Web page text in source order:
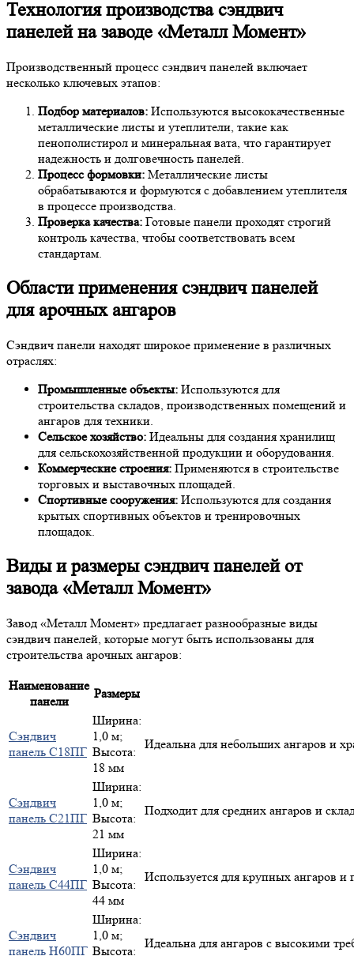
Технология производства сэндвич
панелей на заводе «Металл Момент»
Производственный процесс сэндвич панелей включает
несколько ключевых этапов:
Подбор материалов: Используются высококачественные
металлические листы и утеплители, такие как
пенополистирол и минеральная вата, что гарантирует
надежность и долговечность панелей.
Процесс формовки: Металлические листы
обрабатываются и формуются с добавлением утеплителя
в процессе производства.
Проверка качества: Готовые панели проходят строгий
контроль качества, чтобы соответствовать всем
стандартам.
Области применения сэндвич панелей
для арочных ангаров
Сэндвич панели находят широкое применение в различных
отраслях:
Промышленные объекты: Используются для
строительства складов, производственных помещений и
ангаров для техники.
Сельское хозяйство: Идеальны для создания хранилищ
для сельскохозяйственной продукции и оборудования.
Коммерческие строения: Применяются в строительстве
торговых и выставочных площадей.
Спортивные сооружения: Используются для создания
крытых спортивных объектов и тренировочных
площадок.
Виды и размеры сэндвич панелей от
завода «Металл Момент»
Завод «Металл Момент» предлагает разнообразные виды
сэндвич панелей, которые могут быть использованы для
строительства арочных ангаров:
Наименование
панели
Размеры
Сэндвич
панель С18ПГ
Ширина:
1,0 м;
Высота:
18 мм
Идеальна для небольших ангаров и
Сэндвич
панель С21ПГ
Ширина:
1,0 м;
Высота:
21 мм
Подходит для средних ангаров и
Сэндвич
панель С44ПГ
Ширина:
1,0 м;
Высота:
44 мм
Используется для крупных ангаров
Сэндвич
панель Н60ПГ
Ширина:
1,0 м;
Высота:
Идеальна для ангаров с высокими